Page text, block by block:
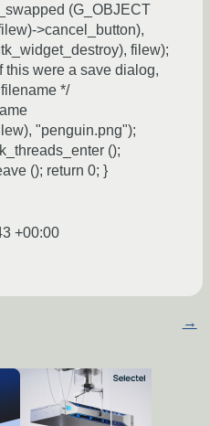
(G_OBJECT
>cancel_button),
filew);
this were a save dialog,
*/
"penguin.png");
();
(); return 0; }
+00:00
→